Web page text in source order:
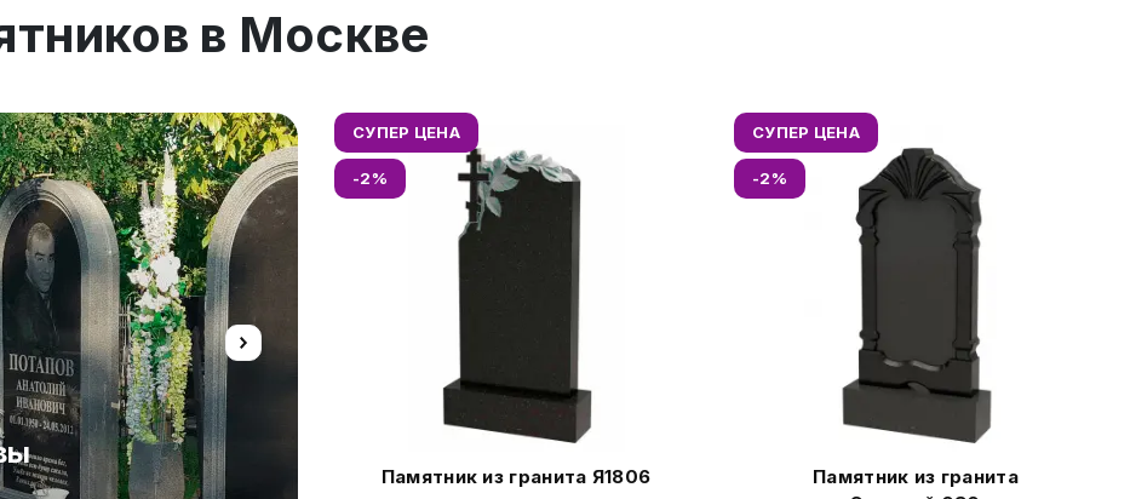
в Москве
Изготовление цветного фото на памятник
СУПЕР ЦЕНА
-2%
Памятник из гранита Я1806
СУПЕР ЦЕНА
-2%
Памятник из гранита